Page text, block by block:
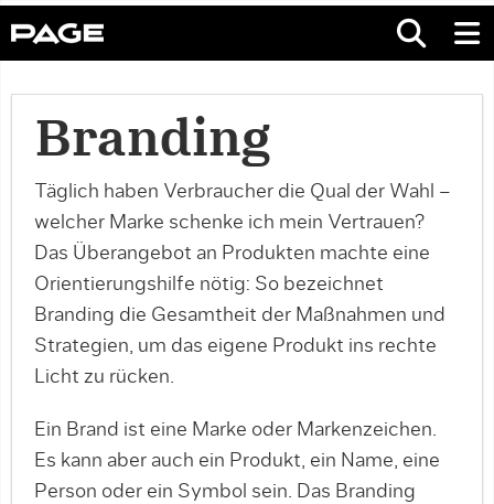
Branding
Täglich haben Verbraucher die Qual der Wahl –
welcher Marke schenke ich mein Vertrauen?
Das Überangebot an Produkten machte eine
Orientierungshilfe nötig: So bezeichnet
Branding die Gesamtheit der Maßnahmen und
Strategien, um das eigene Produkt ins rechte
Licht zu rücken.
Ein Brand ist eine Marke oder Markenzeichen.
Es kann aber auch ein Produkt, ein Name, eine
Person oder ein Symbol sein. Das Branding